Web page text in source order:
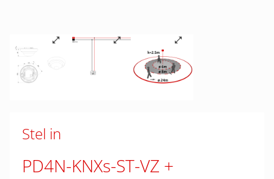
Stel in
PD4N-KNXs-ST-VZ